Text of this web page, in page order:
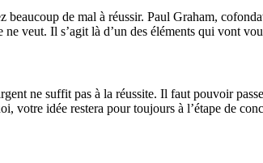
de mal à réussir. Paul Graham,
veut. Il s’agit là d’un des éléments qui vont
ne suffit pas à la réussite. Il faut pouvoir
votre idée restera pour toujours à l’étape de